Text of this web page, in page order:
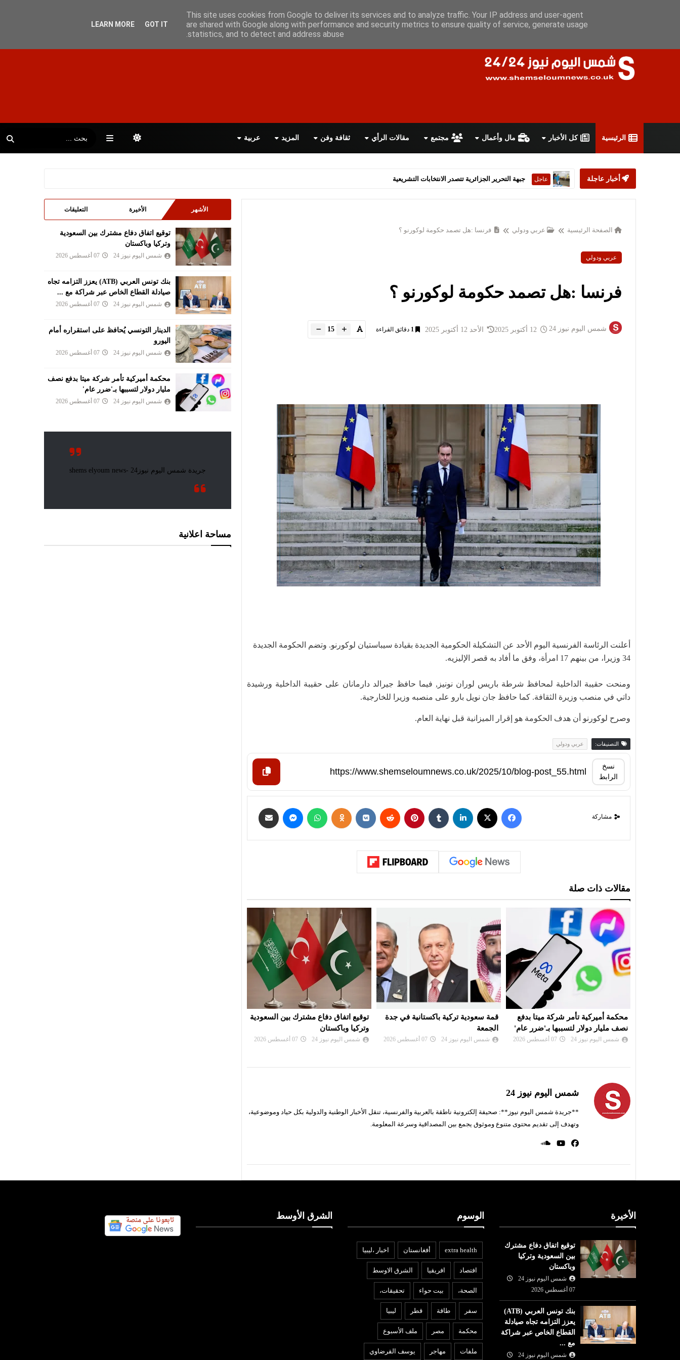
سياسة الخصوصية اتفاقية الاستخدام أعلن معانا اتصل بنا اقرأ الصحيفة PDF
الرئيسية كل الأخبار مال وأعمال مجتمع مقالات الرأي ثقافة وفن المزيد عربية
أخبار عاجلة عاجل جبهة التحرير الجزائرية تتصدر الانتخابات التشريعية عاجل ستارمر يعلن استقالته من رئاسة الحكومة البريطانية
الصفحة الرئيسية عربي ودولي فرنسا :هل تصمد حكومة لوكورنو ؟
عربي ودولي
فرنسا :هل تصمد حكومة لوكورنو ؟
شمس اليوم نيوز 24 الأحد 12 أكتوبر 2025 1 دقائق القراءة 15
أعلنت الرئاسة الفرنسية اليوم الأحد عن التشكيلة الحكومية الجديدة بقيادة سيباستيان لوكورنو. وتضم الحكومة الجديدة
34 وزيرا، من بينهم 17 امرأة، وفق ما أفاد به قصر الإليزيه.
ومنحت حقيبة الداخلية لمحافظ شرطة باريس لوران نونيز, فيما حافظ جيرالد دارمانان على حقيبة الداخلية ورشيدة
داتي في منصب وزيرة الثقافة. كما حافظ جان نويل بارو على منصبه وزيرا للخارجية.
وصرح لوكورنو أن هدف الحكومة هو إقرار الميزانية قبل نهاية العام.
التصنيفات: عربي ودولي
نسخ
الرابط
مشاركة
مقالات ذات صلة
قمة سعودية تركية باكستانية في جدة
الجمعة
شمس اليوم نيوز 24 07 أغسطس 2026
توقيع اتفاق دفاع مشترك بين السعودية
وتركيا وباكستان
شمس اليوم نيوز 24 07 أغسطس 2026
محكمة أميركية تأمر شركة ميتا بدفع
نصف مليار دولار لتسببها بـ'ضرر عام'
شمس اليوم نيوز 24 07 أغسطس 2026
شمس اليوم نيوز 24
**جريدة شمس اليوم نيوز**: صحيفة إلكترونية ناطقة بالعربية والفرنسية، تنقل الأخبار الوطنية والدولية بكل حياد وموضوعية،
وتهدف إلى تقديم محتوى متنوع وموثوق يجمع بين المصداقية وسرعة المعلومة.
الأشهر الأخيرة التعليقات
توقيع اتفاق دفاع مشترك بين السعودية
وتركيا وباكستان
شمس اليوم نيوز 24 07 أغسطس 2026
بنك تونس العربي (ATB) يعزز التزامه تجاه
صيادلة القطاع الخاص عبر شراكة مع ...
شمس اليوم نيوز 24 07 أغسطس 2026
الدينار التونسي يُحافظ على استقراره أمام
اليورو
شمس اليوم نيوز 24 07 أغسطس 2026
محكمة أميركية تأمر شركة ميتا بدفع نصف
مليار دولار لتسببها بـ'ضرر عام'
شمس اليوم نيوز 24 07 أغسطس 2026
مساحة اعلانية
الأخيرة
توقيع اتفاق دفاع مشترك
بين السعودية وتركيا
وباكستان
شمس اليوم نيوز 24
07 أغسطس 2026
بنك تونس العربي (ATB)
يعزز التزامه تجاه صيادلة
القطاع الخاص عبر شراكة
مع ...
شمس اليوم نيوز 24
الوسوم
extra health أفغانستان اخبار ،ليبيا
افتصاد افريقيا الشرق الاوسط
الصحة، بيت حواء تحقيقات،
سفر طاقة قطر ليبيا
محكمة مصر ملف الأسبوع
ملفات مهاجر يوسف القرضاوي
الشرق الأوسط
This site uses cookies from Google to deliver its services and to analyze traffic. Your IP address and user-agent
are shared with Google along with performance and security metrics to ensure quality of service, generate usage
statistics, and to detect and address abuse.
LEARN MORE GOT IT